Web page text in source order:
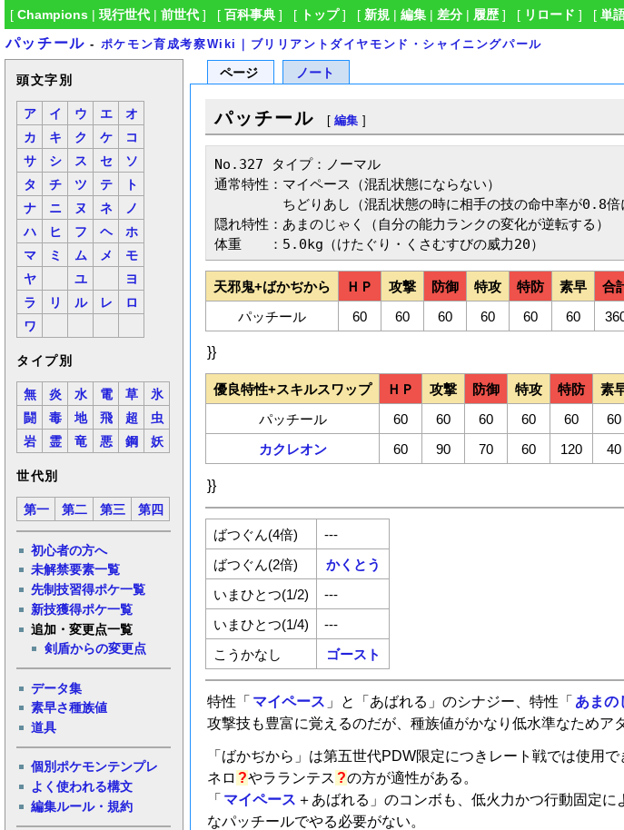
[ Champions | 現行世代| 前世代] [ 百科事典] [ トップ] [ 新規| 編集| 差分| 履歴] [ リロード ] [ 単
パッチール - ポケモン育成考察Wiki｜ブリリアントダイヤモンド・シャイニングパール
頭文字別
ア イ ウ エ
オ
カ
キ ク ケ
コ
サ
シ ス セ
ソ
タ
チ ツ テ
ト
ナ
ニ ヌ ネ
ノ
ハ
ヒ フ ヘ
ホ
マ
ミ ム メ
モ
ヤ
ユ
ヨ
ラ
リ ル レ
ロ
ワ
タイプ別
無 炎 水 電 草
氷
闘
毒 地 飛 超
虫
岩
霊 竜 悪 鋼 妖
世代別
第一 第二 第三 第四
初心者の方へ
未解禁要素一覧
先制技習得ポケ一覧
新技獲得ポケ一覧
追加・変更点一覧
剣盾からの変更点
データ集
素早さ種族値
道具
個別ポケモンテンプレ
よく使われる構文
編集ルール・規約
ページ ノート
パッチール [ 編集 ]
No.327 タイプ：ノーマル
通常特性：マイペース（混乱状態にならない）
ちどりあし（混乱状態の時に相手の技の命中率が0.8倍に
隠れ特性：あまのじゃく（自分の能力ランクの変化が逆転する）
体重　　：5.0kg（けたぐり・くさむすびの威力20）
天邪鬼+ばかぢから ＨＰ 攻撃 防御 特攻 特防 素早 合
パッチール
60 60 60 60 60 60
}}
優良特性+スキルスワップ ＨＰ 攻撃 防御 特攻 特防 素
パッチール
60 60 60 60 60 60
カクレオン
60 90 70 60 120 40
}}
ばつぐん(4倍)
---
ばつぐん(2倍)
かくとう
いまひとつ(1/2)
---
いまひとつ(1/4)
---
こうかなし
ゴースト
特性「 マイペース 」と「あばれる」のシナジー、特性「 あまの
攻撃技も豊富に覚えるのだが、種族値がかなり低水準なためア
「ばかぢから」は第五世代PDW限定につきレート戦では使用で
ネロ ?やラランテス ?の方が適性がある。
「 マイペース ＋あばれる」のコンボも、低火力かつ行動固定に
なパッチールでやる必要がない。